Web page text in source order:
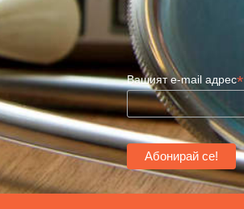
Вашият e-mail адрес*